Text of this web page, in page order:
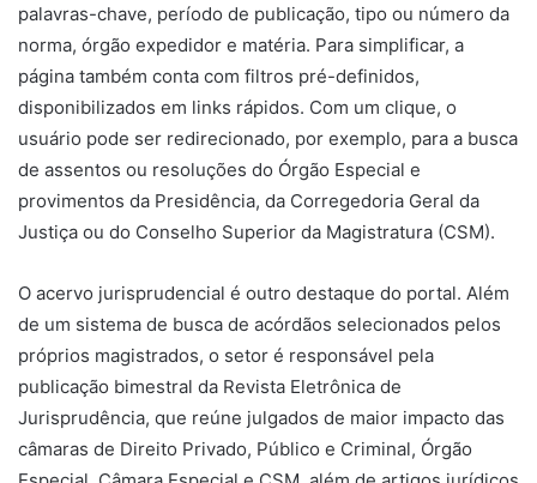
palavras-chave, período de publicação, tipo ou número da
norma, órgão expedidor e matéria. Para simplificar, a
página também conta com filtros pré-definidos,
disponibilizados em links rápidos. Com um clique, o
usuário pode ser redirecionado, por exemplo, para a busca
de assentos ou resoluções do Órgão Especial e
provimentos da Presidência, da Corregedoria Geral da
Justiça ou do Conselho Superior da Magistratura (CSM).
O acervo jurisprudencial é outro destaque do portal. Além
de um sistema de busca de acórdãos selecionados pelos
próprios magistrados, o setor é responsável pela
publicação bimestral da Revista Eletrônica de
Jurisprudência, que reúne julgados de maior impacto das
câmaras de Direito Privado, Público e Criminal, Órgão